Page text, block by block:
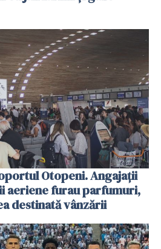
Otopeni. Angajații
aeriene furau parfumuri,
destinată vânzării